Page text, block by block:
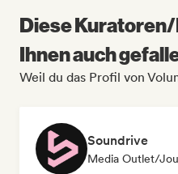
Diese
Ihnen auch
Weil du das Profil von
Soundrive
Media Outlet/